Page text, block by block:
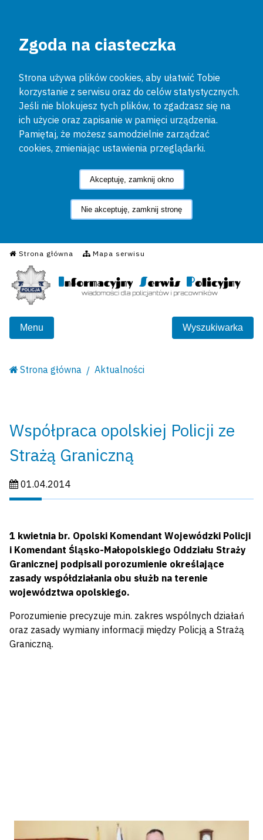
Zgoda na ciasteczka
Strona używa plików cookies, aby ułatwić Tobie
korzystanie z serwisu oraz do celów statystycznych.
Jeśli nie blokujesz tych plików, to zgadzasz się na
ich użycie oraz zapisanie w pamięci urządzenia.
Pamiętaj, że możesz samodzielnie zarządzać
cookies, zmieniając ustawienia przeglądarki.
Akceptuję, zamknij okno
Nie akceptuję, zamknij stronę
Strona główna Mapa serwisu
Informacyjny Serwis
Menu Wyszukiwarka
Strona główna Aktualności
Współpraca opolskiej Policji ze
Strażą Graniczną
Data publikacji:
01.04.2014
1 kwietnia br. Opolski Komendant Wojewódzki Policji
i Komendant Śląsko-Małopolskiego Oddziału Straży
Granicznej podpisali porozumienie określające
zasady współdziałania obu służb na terenie
województwa opolskiego.
Porozumienie precyzuje m.in. zakres wspólnych działań
oraz zasady wymiany informacji między Policją a Strażą
Graniczną.